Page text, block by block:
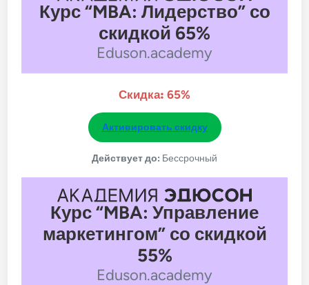
Курс “MBA: Лидерство” со
скидкой 65%
Eduson.academy
Скидка: 65%
Активировать скидку
Действует до: Бессрочный
Курс “MBA: Управление
маркетингом” со скидкой
55%
Eduson.academy